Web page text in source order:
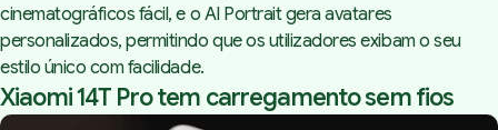
cinematográficos fácil, e o AI Portrait gera avatares
personalizados, permitindo que os utilizadores exibam o seu
estilo único com facilidade.
Xiaomi 14T Pro tem carregamento sem fios